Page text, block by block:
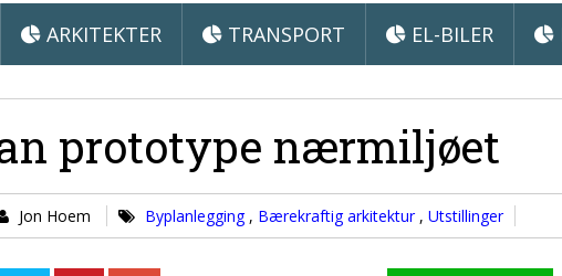
ARKITEKTER TRANSPORT EL-BILER
prototype nærmiljøet
Jon Hoem Byplanlegging , Bærekraftig arkitektur , Utstillinger